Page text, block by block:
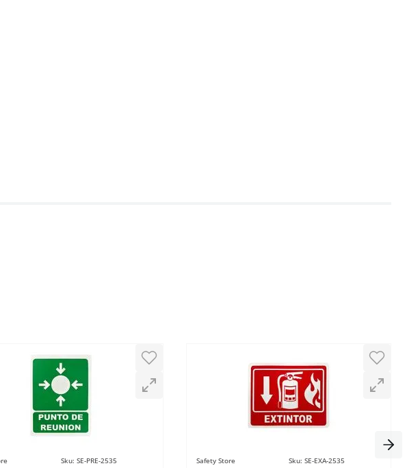
Sku: SE-PRE-2535 Safety Store Sku: SE-EXA-2535